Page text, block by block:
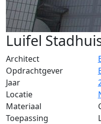
Luifel
Architect
Opdrachtgever
Jaar
Locatie
Materiaal
Toepassing